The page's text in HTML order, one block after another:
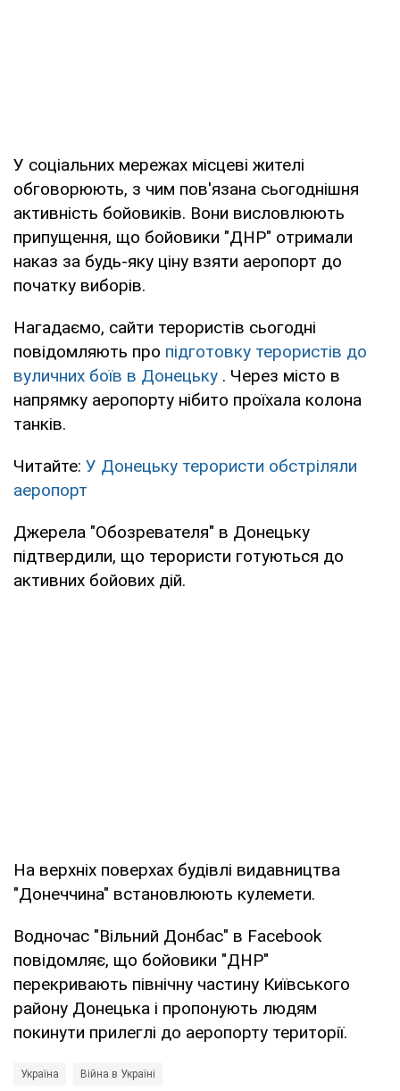
У соціальних мережах місцеві жителі
обговорюють, з чим пов'язана сьогоднішня
активність бойовиків. Вони висловлюють
припущення, що бойовики "ДНР" отримали
наказ за будь-яку ціну взяти аеропорт до
початку виборів.
Нагадаємо, сайти терористів сьогодні
повідомляють про підготовку терористів до
вуличних боїв в Донецьку . Через місто в
напрямку аеропорту нібито проїхала колона
танків.
Читайте: У Донецьку терористи обстріляли
аеропорт
Джерела "Обозревателя" в Донецьку
підтвердили, що терористи готуються до
активних бойових дій.
На верхніх поверхах будівлі видавництва
"Донеччина" встановлюють кулемети.
Водночас "Вільний Донбас" в Facebook
повідомляє, що бойовики "ДНР"
перекривають північну частину Київського
району Донецька і пропонують людям
покинути прилеглі до аеропорту території.
Україна Війна в Україні